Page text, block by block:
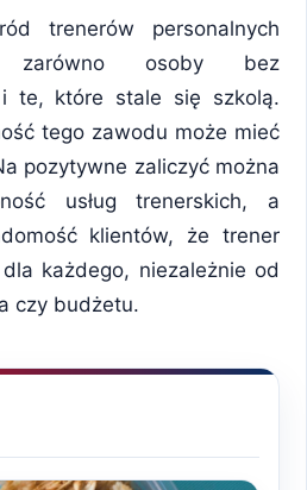
trenerów personalnych
zarówno osoby bez
te, które stale się szkolą.
tego zawodu może mieć
pozytywne zaliczyć można
usług trenerskich, a
klientów, że trener
każdego, niezależnie od
czy budżetu.